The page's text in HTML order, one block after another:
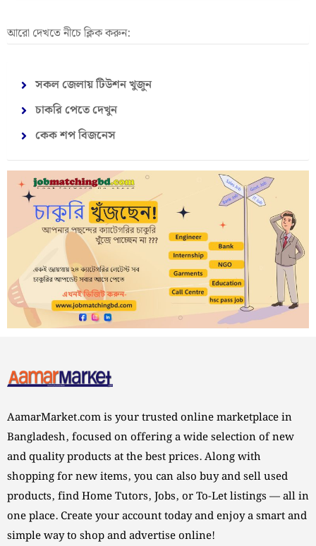
আরো দেখতে নীচে ক্লিক করুন:
সকল জেলায় টিউশন খুজুন
চাকরি পেতে দেখুন
কেক শপ বিজনেস
AamarMarket.com is your trusted online marketplace in
Bangladesh, focused on offering a wide selection of new
and quality products at the best prices. Along with
shopping for new items, you can also buy and sell used
products, find Home Tutors, Jobs, or To-Let listings — all in
one place. Create your account today and enjoy a smart and
simple way to shop and advertise online!